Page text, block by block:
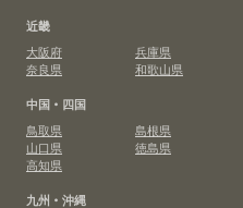
近畿
大阪府
兵庫県
奈良県
和歌山県
中国・四国
鳥取県
島根県
山口県
徳島県
高知県
九州・沖縄